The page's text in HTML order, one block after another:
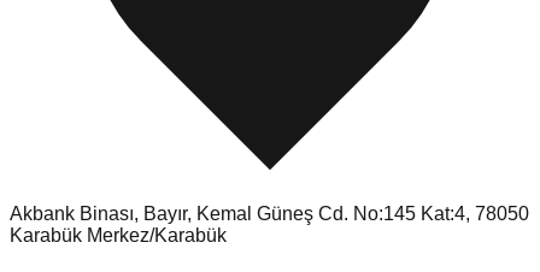
Akbank Binası, Bayır, Kemal Güneş Cd. No:145 Kat:4, 78050
Karabük Merkez/Karabük